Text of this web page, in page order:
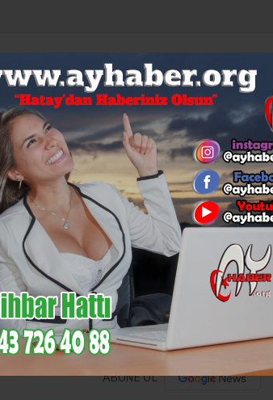
6,085 %-0,12
BİST
14,133 %1,09$64.647
%0,44
KÜLTÜR-
SANAT
MAGAZIN SAĞLIK SIYASET
Show
TÜM YAZILARI
Video Galeri
ABONE OL